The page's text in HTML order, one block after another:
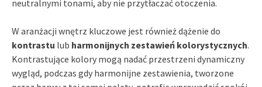
neutralnymi tonami, aby nie przytłaczać otoczenia.
W aranżacji wnętrz kluczowe jest również dążenie do
kontrastu lub harmonijnych zestawień kolorystycznych.
Kontrastujące kolory mogą nadać przestrzeni dynamiczny
wygląd, podczas gdy harmonijne zestawienia, tworzone